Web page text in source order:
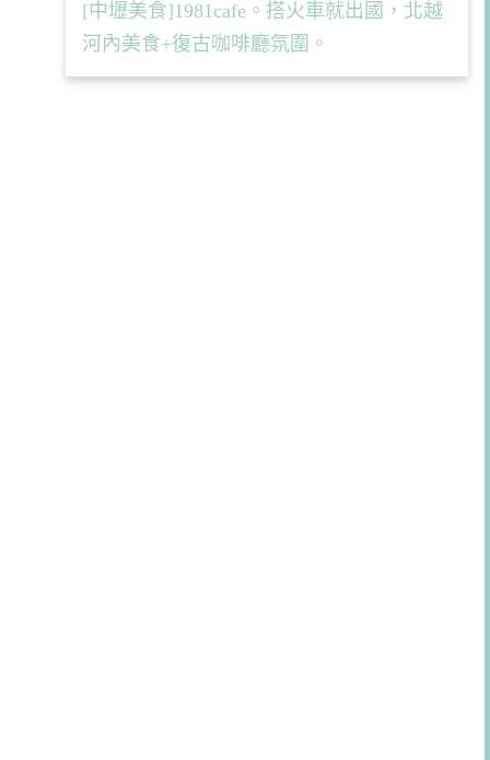
[中壢美食]1981cafe。搭火車就出國，北越
河內美食+復古咖啡廳氛圍。